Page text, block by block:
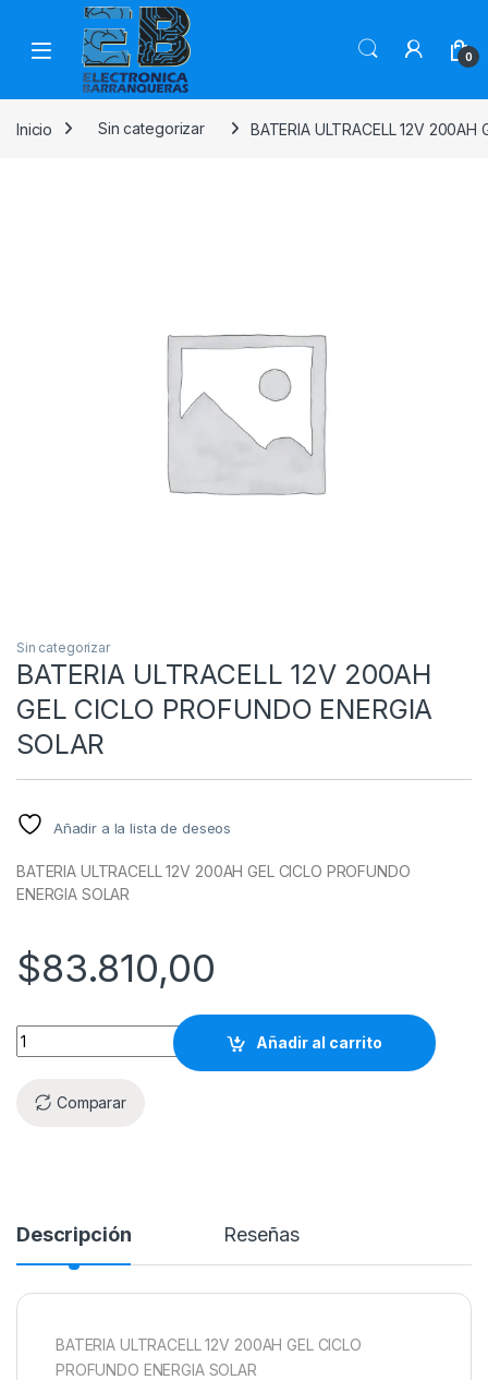
0
Inicio Sin categorizar BATERIA ULTRACELL 12V 200AH
Sin categorizar
BATERIA ULTRACELL 12V 200AH
GEL CICLO PROFUNDO ENERGIA
SOLAR
Añadir a la lista de deseos
BATERIA ULTRACELL 12V 200AH GEL CICLO PROFUNDO
ENERGIA SOLAR
$83.810,00
Añadir al carrito
Comparar
Descripción Reseñas
BATERIA ULTRACELL 12V 200AH GEL CICLO
PROFUNDO ENERGIA SOLAR